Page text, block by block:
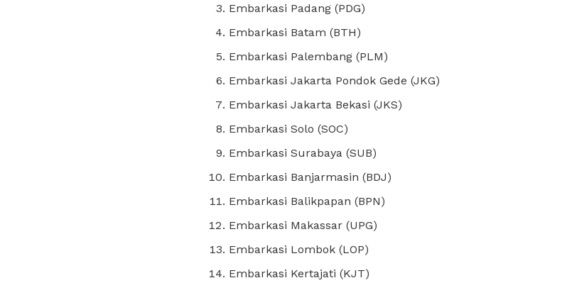
Embarkasi Padang (PDG)
Embarkasi Batam (BTH)
Embarkasi Palembang (PLM)
Embarkasi Jakarta Pondok Gede (JKG)
Embarkasi Jakarta Bekasi (JKS)
Embarkasi Solo (SOC)
Embarkasi Surabaya (SUB)
Embarkasi Banjarmasin (BDJ)
Embarkasi Balikpapan (BPN)
Embarkasi Makassar (UPG)
Embarkasi Lombok (LOP)
Embarkasi Kertajati (KJT)